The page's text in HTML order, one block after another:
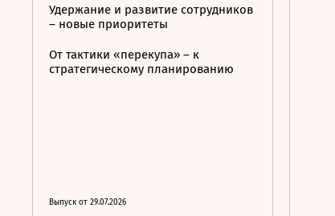
Удержание и развитие сотрудников
– новые приоритеты
От тактики «перекупа» – к
стратегическому планированию
Выпуск от 29.07.2026